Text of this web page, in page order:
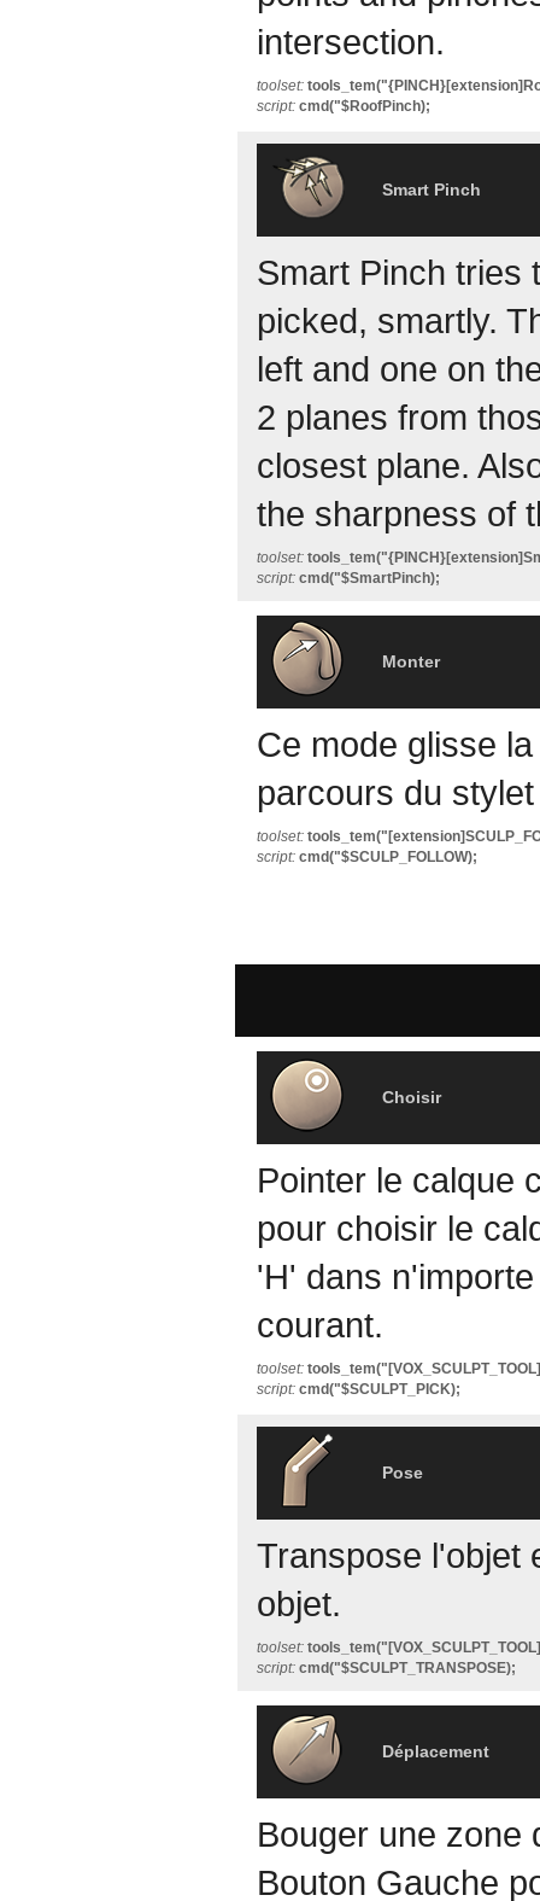
intersection.
toolset:
script: cmd("$RoofPinch);
Smart Pinch
Smart Pinch tries
picked, smartly.
left and one on
2 planes from
closest plane.
the sharpness of
toolset:
script: cmd("$SmartPinch);
Monter
Ce mode glisse
parcours du
toolset:
script: cmd("$SCULP_FOLLOW);
Choisir
Pointer le calque
pour choisir le
'H' dans
courant.
toolset:
script: cmd("$SCULPT_PICK);
Pose
Transpose l'objet
objet.
toolset:
script: cmd("$SCULPT_TRANSPOSE);
Déplacement
Bouger une zone
Bouton Gauche